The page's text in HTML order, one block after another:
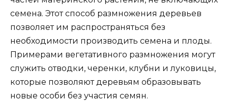
семена. Этот способ размножения деревьев
позволяет им распространяться без
необходимости производить семена и плоды.
Примерами вегетативного размножения могут
служить отводки, черенки, клубни и луковицы,
которые позволяют деревьям образовывать
новые особи без участия семян.